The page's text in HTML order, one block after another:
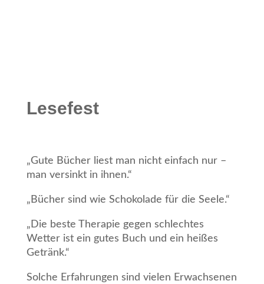
Lesefest
„Gute Bücher liest man nicht einfach nur –
man versinkt in ihnen.“
„Bücher sind wie Schokolade für die Seele.“
„Die beste Therapie gegen schlechtes
Wetter ist ein gutes Buch und ein heißes
Getränk.“
Solche Erfahrungen sind vielen Erwachsenen